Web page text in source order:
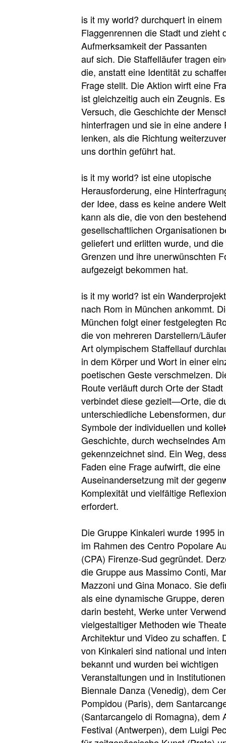
is it my world? durchquert in einem
Flaggenrennen die Stadt und zieht
Aufmerksamkeit der Passanten
auf sich. Die Staffelläufer tragen
die, anstatt eine Identität zu
Frage stellt. Die Aktion wirft eine
ist gleichzeitig auch ein Zeugnis.
Versuch, die Geschichte der
hinterfragen und sie in eine andere
lenken, als die Richtung
uns dorthin geführt hat.
is it my world? ist eine utopische
Herausforderung, eine
der Idee, dass es keine andere
kann als die, die von den
gesellschaftlichen Organisationen
geliefert und erlitten wurde, und
Grenzen und ihre unerwünschten
aufgezeigt bekommen hat.
is it my world? ist ein
nach Rom in München ankommt.
München folgt einer festgelegten
die von mehreren Darstellern/
Art olympischem Staffellauf
in dem Körper und Wort in einer
poetischen Geste verschmelzen.
Route verläuft durch Orte der Stadt
verbindet diese gezielt—Orte, die
unterschiedliche Lebensformen,
Symbole der individuellen und
Geschichte, durch wechselndes
gekennzeichnet sind. Ein Weg,
Faden eine Frage aufwirft, die eine
Auseinandersetzung mit der
Komplexität und vielfältige
erfordert.
Die Gruppe Kinkaleri wurde 1995
im Rahmen des Centro Popolare
(CPA) Firenze-Sud gegründet.
die Gruppe aus Massimo Conti,
Mazzoni und Gina Monaco. Sie
als eine dynamische Gruppe,
darin besteht, Werke unter
vielgestaltiger Methoden wie
Architektur und Video zu schaffen.
von Kinkaleri sind national und
bekannt und wurden bei wichtigen
Veranstaltungen und in
Biennale Danza (Venedig), dem
Pompidou (Paris), dem
(Santarcangelo di Romagna), dem
Festival (Antwerpen), dem Luigi